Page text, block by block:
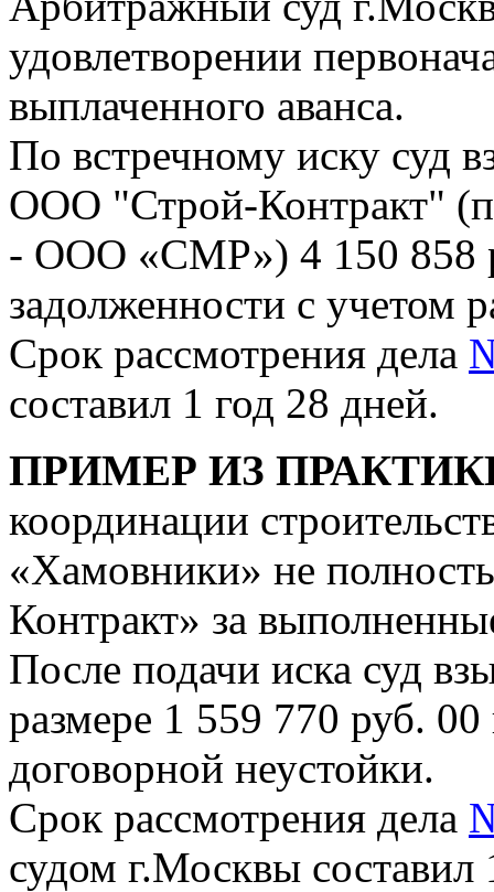
удовлетворении
выплаченного аванса.
По встречному иску суд
ООО "Строй-Контракт"
- ООО «СМР») 4 150 858
задолженности с учетом
Срок рассмотрения дела
составил 1 год 28 дней.
ПРИМЕР ИЗ
координации
«Хамовники» не
Контракт» за
После подачи иска суд
размере 1 559 770 руб.
договорной неустойки.
Срок рассмотрения дела
судом г.Москвы составил